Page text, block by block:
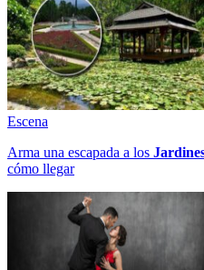
Escena
Arma una escapada a los
cómo llegar